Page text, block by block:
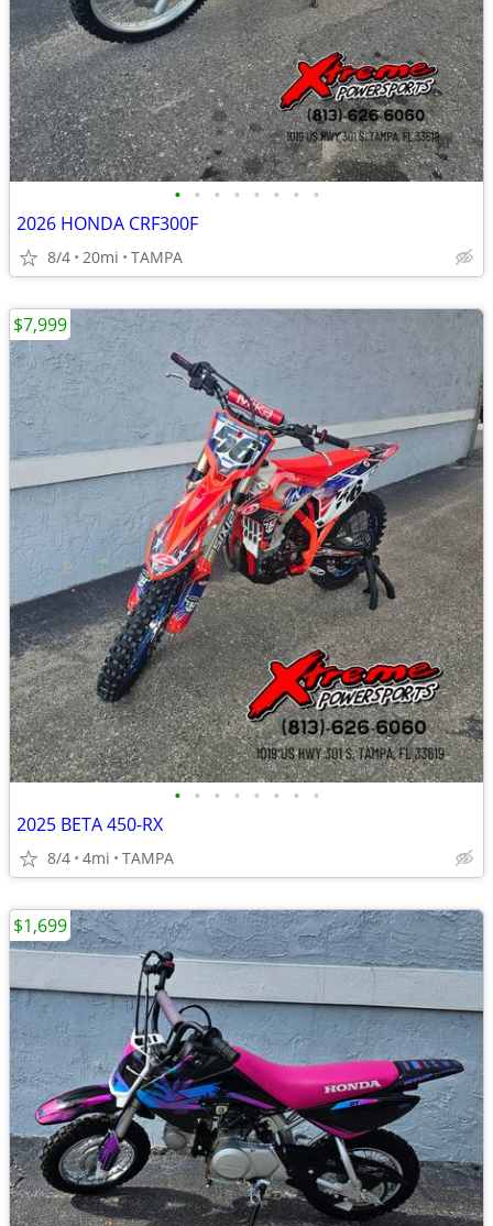
• • • • • • • •
2026 HONDA CRF300F
8/4 20mi TAMPA
• • • • • • • •
2025 BETA 450-RX
8/4 4mi TAMPA
$7,999
$1,699